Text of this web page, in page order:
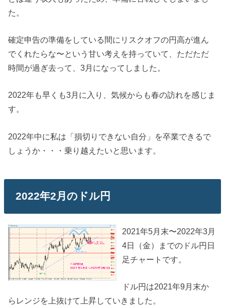
た。
確定申告の準備をしている間にリスクオフの円高が進ん
でくれたらな〜という甘い考えを持っていて、ただただ
時間が過ぎ去って、3月になってしました。
2022年も早くも3月に入り、気候からも春の訪れを感じま
す。
2022年中に私は「損切りできない自分」を卒業できるで
しょうか・・・乗り越えたいと思います。
2022年2月のドル円
2021年5月末〜2022年3月
4日（金）までのドル円日
足チャートです。
ドル円は2021年9月末か
らレンジを上抜けて上昇していきました。